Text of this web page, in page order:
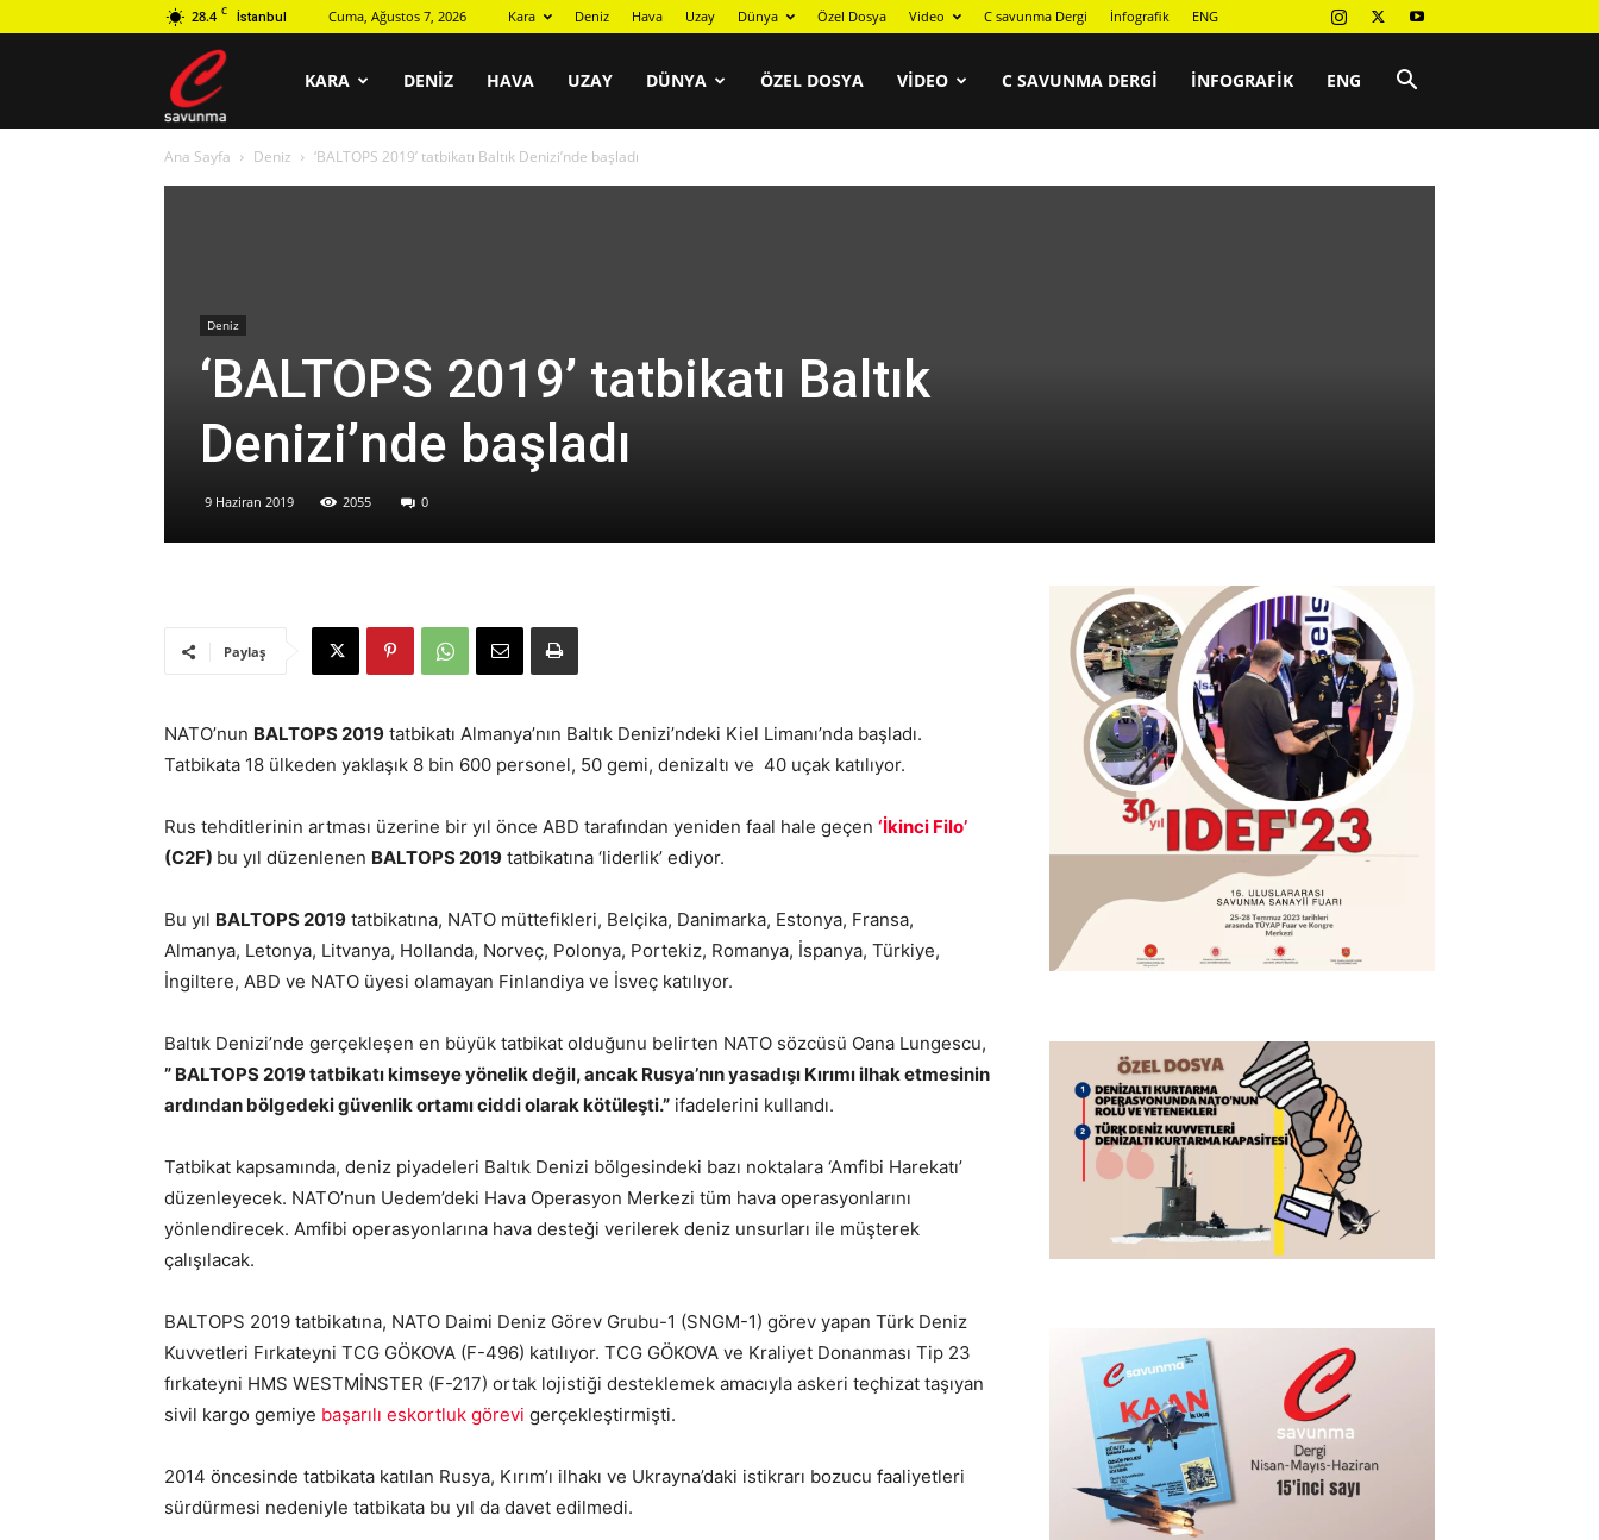
28.4 C İstanbul Cuma, Ağustos 7, 2026 Kara Deniz Hava Uzay Dünya Özel Dosya Video C savunma Dergi İnfografik ENG
KARA DENIZ HAVA UZAY DÜNYA ÖZEL DOSYA VIDEO C SAVUNMA DERGI İNFOGRAFIK ENG
Ana Sayfa Deniz ‘BALTOPS 2019’ tatbikatı Baltık Denizi’nde başladı
Deniz
‘BALTOPS 2019’ tatbikatı Baltık
Denizi’nde başladı
9 Haziran 2019 2055 0
Paylaş
NATO’nun BALTOPS 2019 tatbikatı Almanya’nın Baltık Denizi’ndeki Kiel Limanı’nda başladı.
Tatbikata 18 ülkeden yaklaşık 8 bin 600 personel, 50 gemi, denizaltı ve 40 uçak katılıyor.
Rus tehditlerinin artması üzerine bir yıl önce ABD tarafından yeniden faal hale geçen ‘İkinci Filo’
(C2F) bu yıl düzenlenen BALTOPS 2019 tatbikatına ‘liderlik’ ediyor.
Bu yıl BALTOPS 2019 tatbikatına, NATO müttefikleri, Belçika, Danimarka, Estonya, Fransa,
Almanya, Letonya, Litvanya, Hollanda, Norveç, Polonya, Portekiz, Romanya, İspanya, Türkiye,
İngiltere, ABD ve NATO üyesi olamayan Finlandiya ve İsveç katılıyor.
Baltık Denizi’nde gerçekleşen en büyük tatbikat olduğunu belirten NATO sözcüsü Oana Lungescu,
” BALTOPS 2019 tatbikatı kimseye yönelik değil, ancak Rusya’nın yasadışı Kırımı ilhak etmesinin
ardından bölgedeki güvenlik ortamı ciddi olarak kötüleşti.” ifadelerini kullandı.
Tatbikat kapsamında, deniz piyadeleri Baltık Denizi bölgesindeki bazı noktalara ‘Amfibi Harekatı’
düzenleyecek. NATO’nun Uedem’deki Hava Operasyon Merkezi tüm hava operasyonlarını
yönlendirecek. Amfibi operasyonlarına hava desteği verilerek deniz unsurları ile müşterek
çalışılacak.
BALTOPS 2019 tatbikatına, NATO Daimi Deniz Görev Grubu-1 (SNGM-1) görev yapan Türk Deniz
Kuvvetleri Fırkateyni TCG GÖKOVA (F-496) katılıyor. TCG GÖKOVA ve Kraliyet Donanması Tip 23
fırkateyni HMS WESTMİNSTER (F-217) ortak lojistiği desteklemek amacıyla askeri teçhizat taşıyan
sivil kargo gemiye başarılı eskortluk görevi gerçekleştirmişti.
2014 öncesinde tatbikata katılan Rusya, Kırım’ı ilhakı ve Ukrayna’daki istikrarı bozucu faaliyetleri
sürdürmesi nedeniyle tatbikata bu yıl da davet edilmedi.